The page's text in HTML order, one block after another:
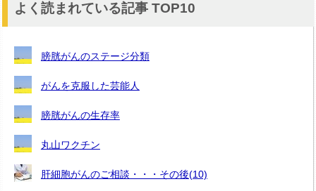
よく読まれている記事 TOP10
膀胱がんのステージ分類
がんを克服した芸能人
膀胱がんの生存率
丸山ワクチン
肝細胞がんのご相談・・・その後(10)